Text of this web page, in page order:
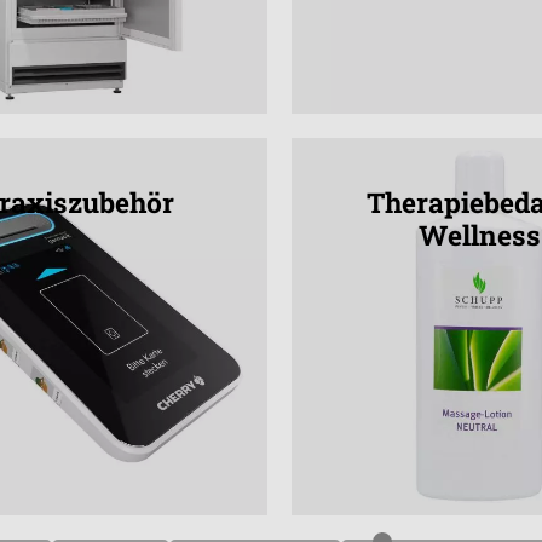
Wellness